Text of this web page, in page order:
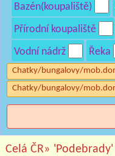
Bazén(koupaliště)
Přírodní koupaliště
Vodní nádrž
Řeka
Chatky/bungalovy/
Chatky/bungalovy/
Celá ČR» 'Podebrady'